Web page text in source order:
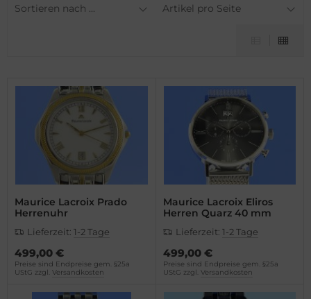
Sortieren nach ... Artikel pro Seite
Maurice Lacroix Prado
Herrenuhr
Lieferzeit: 1-2 Tage
499,00 €
Preise sind Endpreise gem. §25a
UStG zzgl. Versandkosten
Maurice Lacroix Eliros
Herren Quarz 40 mm
Lieferzeit: 1-2 Tage
499,00 €
Preise sind Endpreise gem. §25a
UStG zzgl. Versandkosten
Nardin